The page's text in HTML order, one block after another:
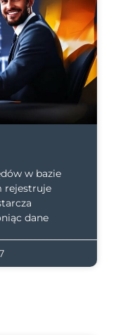
w bazie
rejestruje
dane